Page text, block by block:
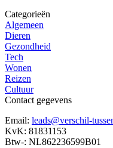
Categorieën
Algemeen
Dieren
Gezondheid
Tech
Wonen
Reizen
Cultuur
Contact gegevens
Email: leads@verschil-
KvK: 81831153
Btw-: NL862236599B01